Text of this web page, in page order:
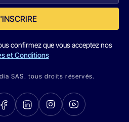
confirmez que vous acceptez nos
et Conditions
SAS. tous droits réservés.